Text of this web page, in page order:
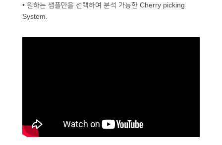
• 원하는 샘플만을 선택하여 분석 가능한 Cherry picking
System.